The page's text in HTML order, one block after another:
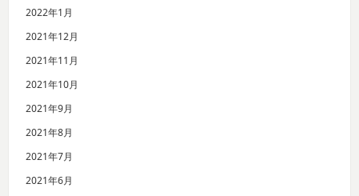
2022年1月
2021年12月
2021年11月
2021年10月
2021年9月
2021年8月
2021年7月
2021年6月